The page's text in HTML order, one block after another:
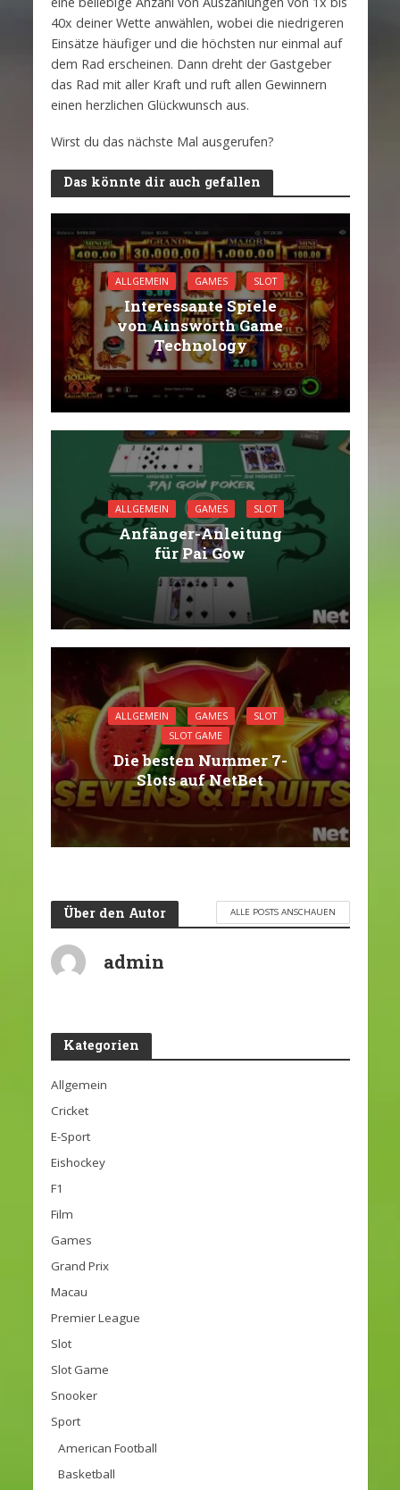
40x deiner Wette anwählen, wobei die niedrigeren
Einsätze häufiger und die höchsten nur einmal auf
dem Rad erscheinen. Dann dreht der Gastgeber
das Rad mit aller Kraft und ruft allen Gewinnern
einen herzlichen Glückwunsch aus.
Wirst du das nächste Mal ausgerufen?
Das könnte dir auch gefallen
ALLGEMEIN GAMES SLOT
Interessante Spiele
von Ainsworth Game
Technology
ALLGEMEIN GAMES SLOT
Anfänger-Anleitung
für Pai Gow
ALLGEMEIN GAMES
SLOT
SLOT GAME
Die besten Nummer 7-
Slots auf NetBet
Über den Autor ALLE POSTS ANSCHAUEN
admin
Kategorien
Allgemein
Cricket
E-Sport
Eishockey
F1
Film
Games
Grand Prix
Macau
Premier League
Slot
Slot Game
Snooker
Sport
American Football
Basketball